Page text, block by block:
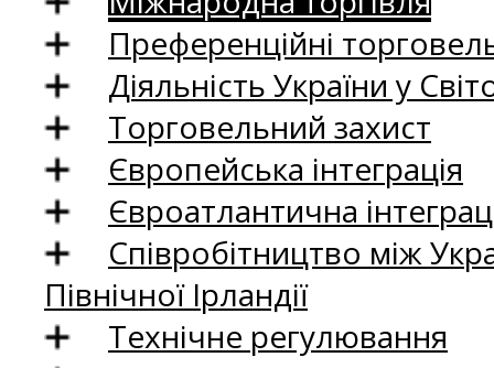
Преференційні
Діяльність України у
Торговельний захист
Європейська інтеграція
Євроатлантична
Співробітництво між
Північної Ірландії
Технічне регулювання